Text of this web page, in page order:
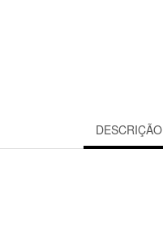
DESCRIÇÃO